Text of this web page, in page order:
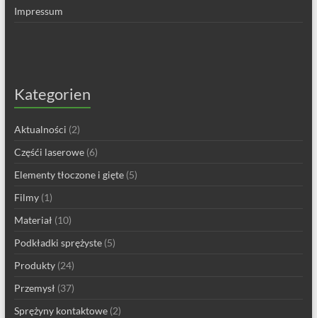
Impressum
Kategorien
Aktualności (2)
Częśći laserowe(6)
Elementy tłoczone i gięte(5)
Filmy(1)
Materiał (10)
Podkładki sprężyste(5)
Produkty(24)
Przemysł (37)
Sprężyny kontaktowe(2)